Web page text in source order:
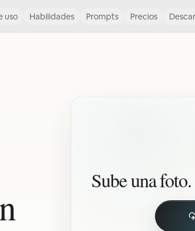
uso Habilidades Prompts Precios
Sube una